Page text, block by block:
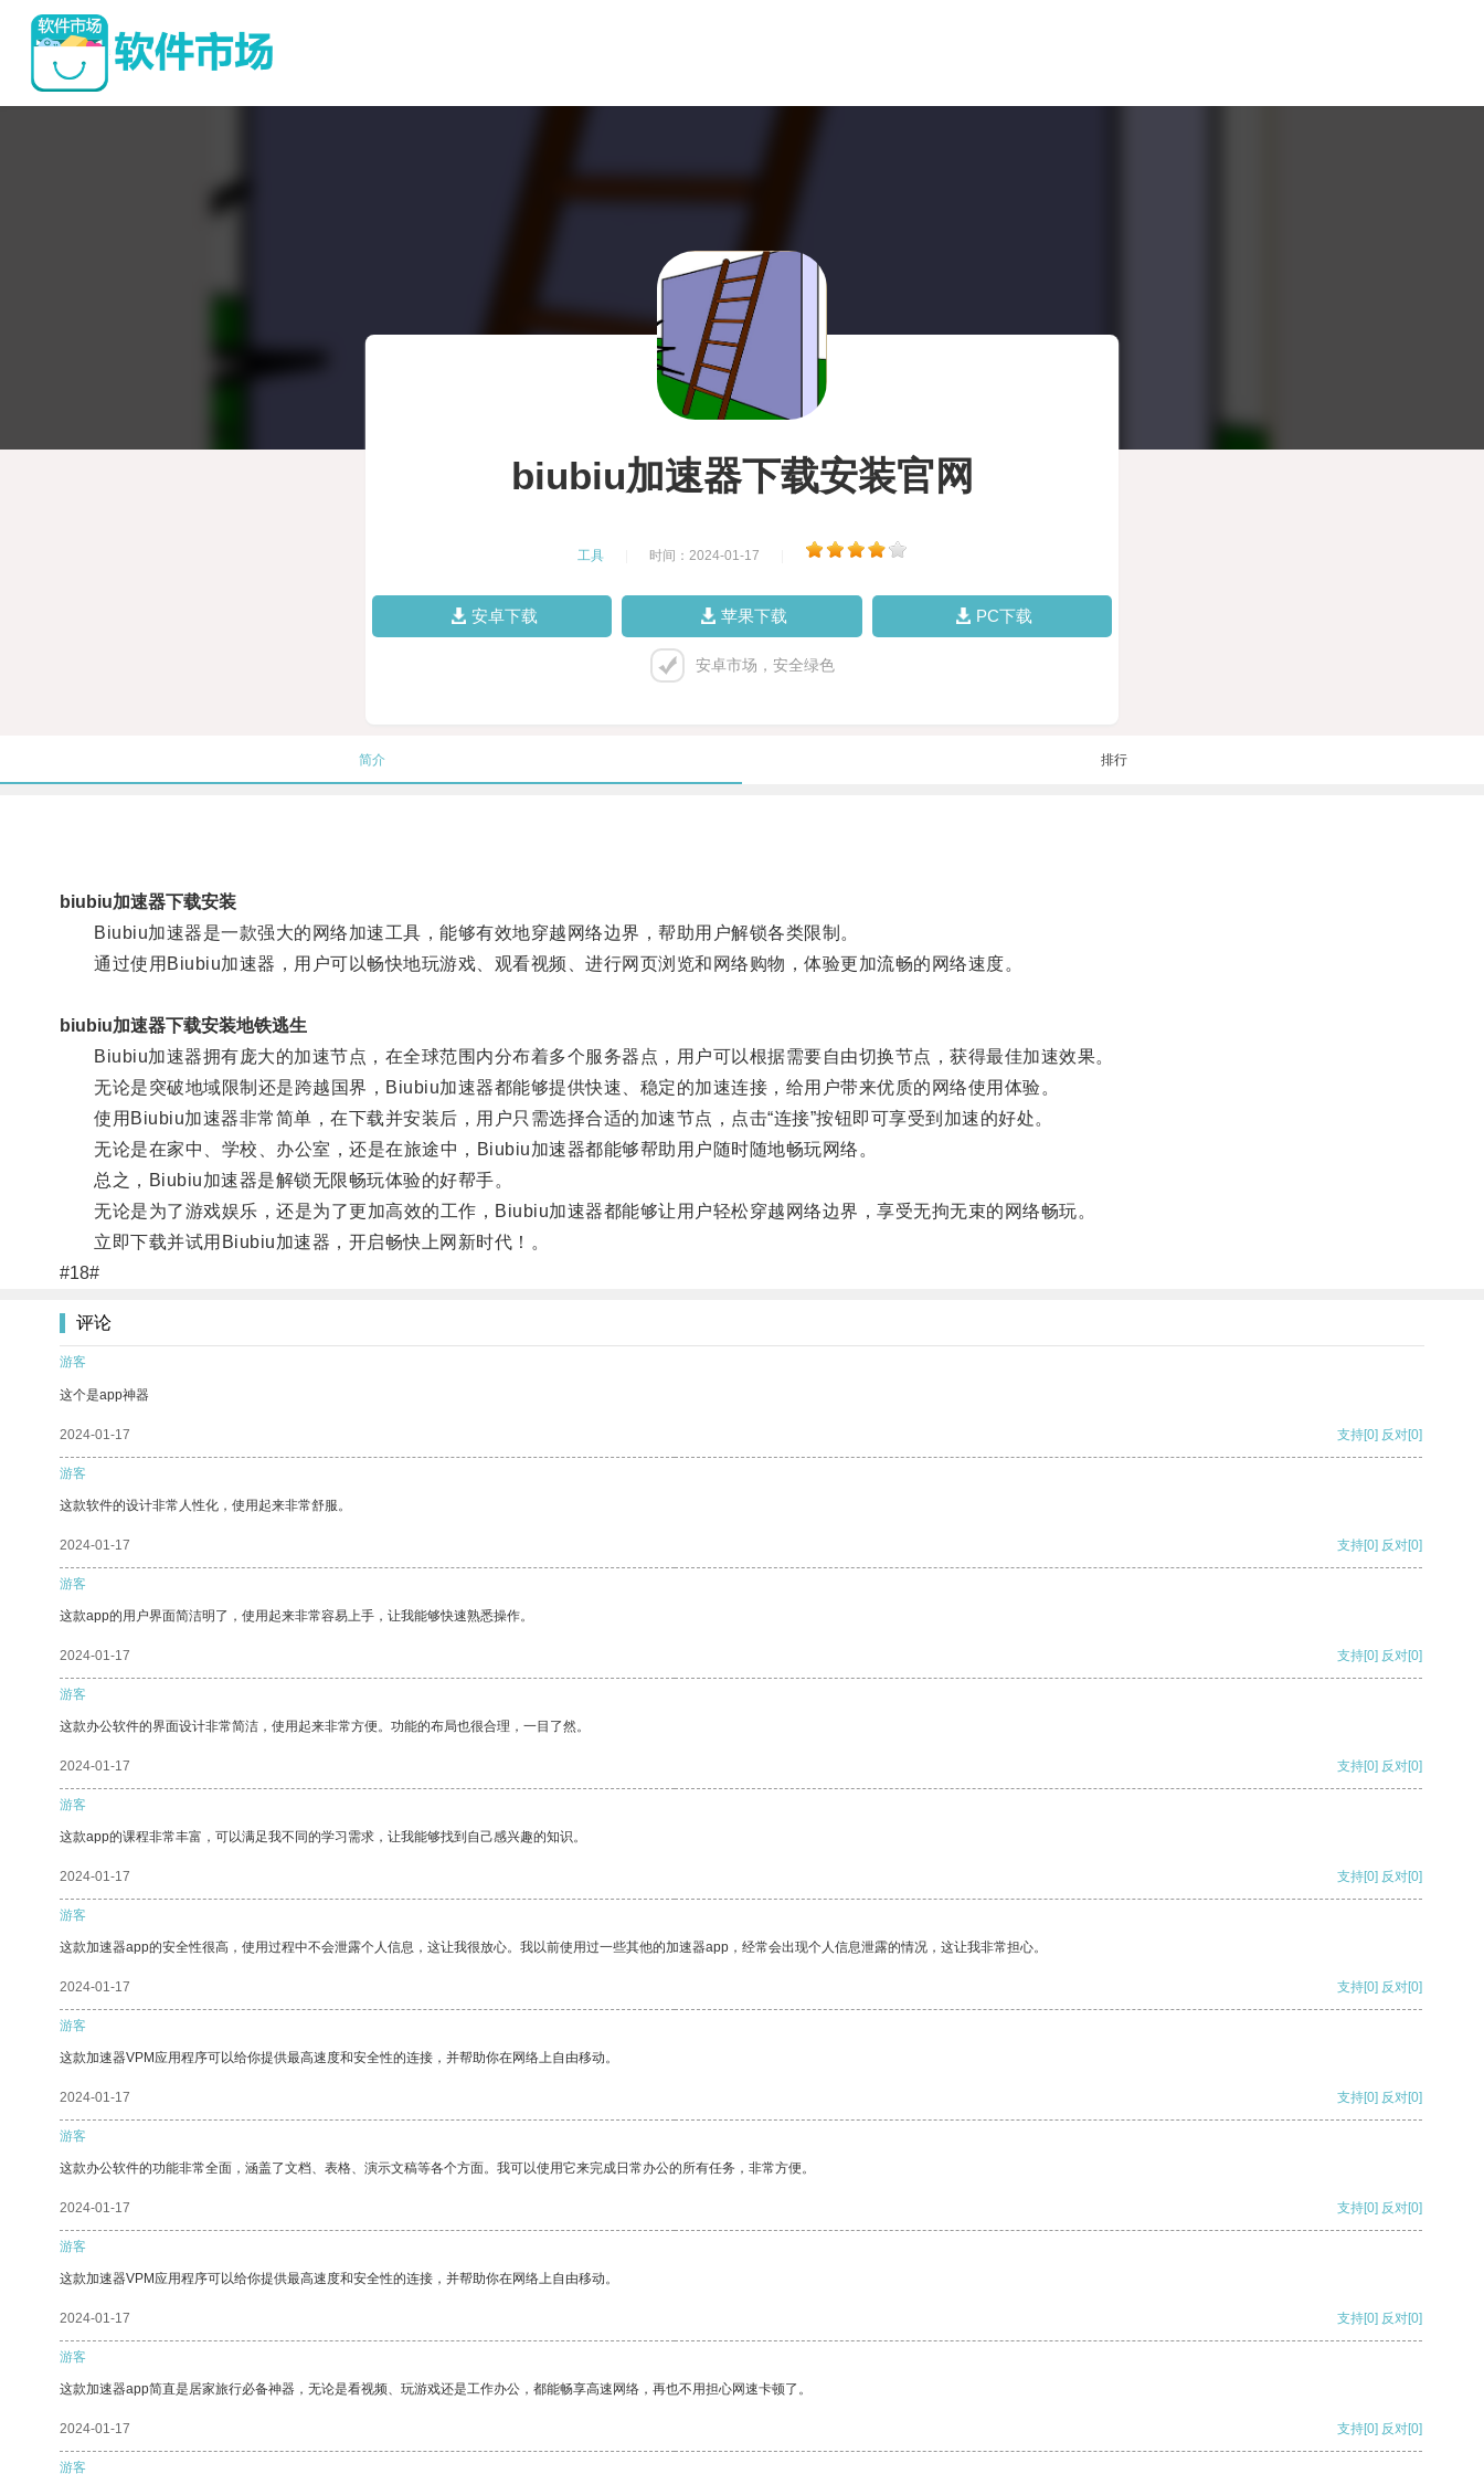
biubiu加速器下载安装官网
工具 时间：2024-01-17
安卓下载 苹果下载 PC下载
安卓市场，安全绿色
简介 排行
biubiu加速器下载安装
Biubiu加速器是一款强大的网络加速工具，能够有效地穿越网络边界，帮助用户解锁各类限制。
通过使用Biubiu加速器，用户可以畅快地玩游戏、观看视频、进行网页浏览和网络购物，体验更加流畅的网络速度。
biubiu加速器下载安装地铁逃生
Biubiu加速器拥有庞大的加速节点，在全球范围内分布着多个服务器点，用户可以根据需要自由切换节点，获得最佳加速效果。
无论是突破地域限制还是跨越国界，Biubiu加速器都能够提供快速、稳定的加速连接，给用户带来优质的网络使用体验。
使用Biubiu加速器非常简单，在下载并安装后，用户只需选择合适的加速节点，点击“连接”按钮即可享受到加速的好处。
无论是在家中、学校、办公室，还是在旅途中，Biubiu加速器都能够帮助用户随时随地畅玩网络。
总之，Biubiu加速器是解锁无限畅玩体验的好帮手。
无论是为了游戏娱乐，还是为了更加高效的工作，Biubiu加速器都能够让用户轻松穿越网络边界，享受无拘无束的网络畅玩。
立即下载并试用Biubiu加速器，开启畅快上网新时代！。
#18#
评论
游客
这个是app神器
2024-01-17 支持[0] 反对[0]
游客
这款软件的设计非常人性化，使用起来非常舒服。
2024-01-17 支持[0] 反对[0]
游客
这款app的用户界面简洁明了，使用起来非常容易上手，让我能够快速熟悉操作。
2024-01-17 支持[0] 反对[0]
游客
这款办公软件的界面设计非常简洁，使用起来非常方便。功能的布局也很合理，一目了然。
2024-01-17 支持[0] 反对[0]
游客
这款app的课程非常丰富，可以满足我不同的学习需求，让我能够找到自己感兴趣的知识。
2024-01-17 支持[0] 反对[0]
游客
这款加速器app的安全性很高，使用过程中不会泄露个人信息，这让我很放心。我以前使用过一些其他的加速器app，经常会出现个人信息泄露的情况，这让我非常担心。
2024-01-17 支持[0] 反对[0]
游客
这款加速器VPM应用程序可以给你提供最高速度和安全性的连接，并帮助你在网络上自由移动。
2024-01-17 支持[0] 反对[0]
游客
这款办公软件的功能非常全面，涵盖了文档、表格、演示文稿等各个方面。我可以使用它来完成日常办公的所有任务，非常方便。
2024-01-17 支持[0] 反对[0]
游客
这款加速器VPM应用程序可以给你提供最高速度和安全性的连接，并帮助你在网络上自由移动。
2024-01-17 支持[0] 反对[0]
游客
这款加速器app简直是居家旅行必备神器，无论是看视频、玩游戏还是工作办公，都能畅享高速网络，再也不用担心网速卡顿了。
2024-01-17 支持[0] 反对[0]
游客